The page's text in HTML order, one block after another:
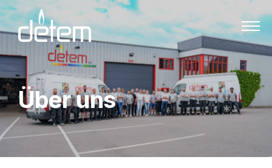
Zum Inhalt springen
Über uns